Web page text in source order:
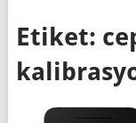
Etiket: